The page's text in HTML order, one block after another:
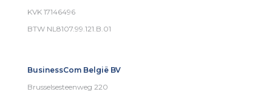
KVK 17146496
BTW NL8107.99.121.B.01
BusinessCom België BV
Brusselsesteenweg 220